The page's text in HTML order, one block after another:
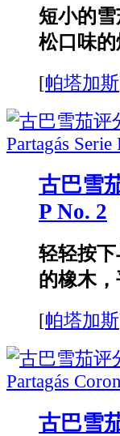
短小的
松口味
[帕塔加斯
古巴雪
P No. 2
轻轻按
的橡木
[帕塔加斯
古巴雪